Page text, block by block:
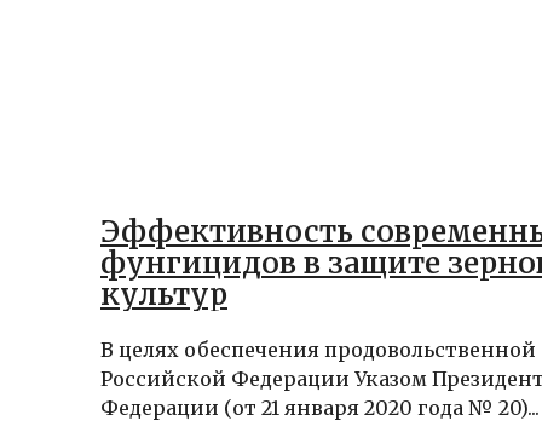
Эффективность
фунгицидов в защите
культур
В целях обеспечения продовольственной
Российской Федерации Указом
Федерации (от 21 января 2020 года № 20)...